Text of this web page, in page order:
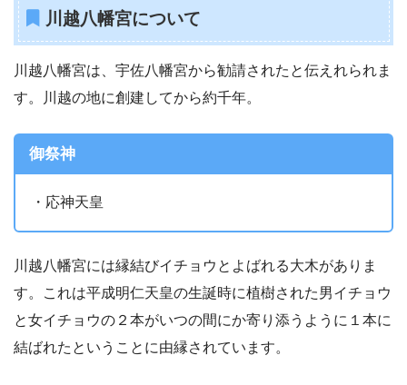
川越八幡宮について
川越八幡宮は、宇佐八幡宮から勧請されたと伝えれられま
す。川越の地に創建してから約千年。
御祭神
・応神天皇
川越八幡宮には縁結びイチョウとよばれる大木がありま
す。これは平成明仁天皇の生誕時に植樹された男イチョウ
と女イチョウの２本がいつの間にか寄り添うように１本に
結ばれたということに由縁されています。